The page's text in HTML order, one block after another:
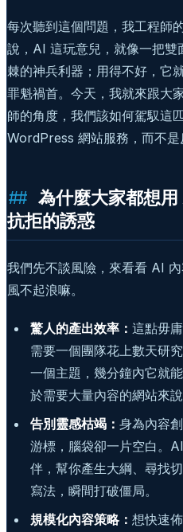
每次聽到這個問題，我工程師
說，AI 這玩意兒，就像一把
棘的神兵利器；用得不好，它
罪魁禍首。今天，我就來跟大
師的角度，我們該如何駕馭這
WordPress 網站服務，而不是
為什麼大家都想
抗拒的誘惑
我們先不談風險，來看看 AI
風不起浪嘛。
驚人的產出效率： 這點毋
需要一個團隊花上數天研
一個主題，幾分鐘內它就
於需要大量內容的網站來
告別靈感枯竭： 身為內容
游標，腦袋卻一片空白。
伴，幫你產生大綱、尋找
寫法，瞬間打破僵局。
規模化內容策略： 想快速